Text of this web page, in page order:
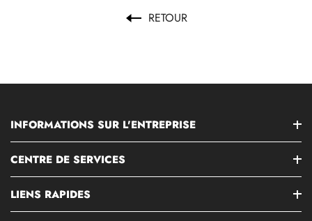
RETOUR
INFORMATIONS SUR L'ENTREPRISE
CENTRE DE SERVICES
LIENS RAPIDES